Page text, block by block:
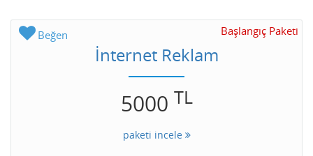
Beğen Başlangıç Paketi
İnternet Reklam
5000 TL
paketi incele